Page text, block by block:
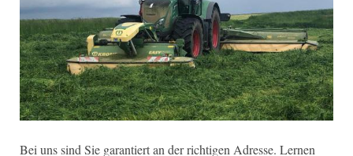
Bei uns sind Sie garantiert an der richtigen Adresse. Lernen